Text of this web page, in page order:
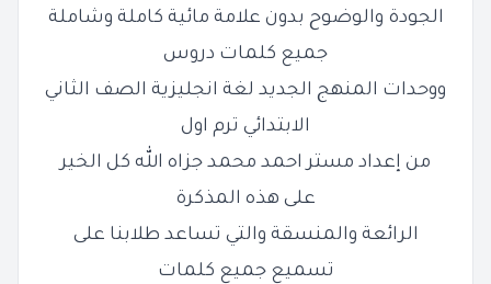
الجودة والوضوح بدون علامة مائية كاملة وشاملة
جميع كلمات دروس
ووحدات المنهج الجديد لغة انجليزية الصف الثاني
الابتدائي ترم اول
من إعداد مستر احمد محمد جزاه الله كل الخير
على هذه المذكرة
الرائعة والمنسقة والتي تساعد طلابنا على
تسميع جميع كلمات